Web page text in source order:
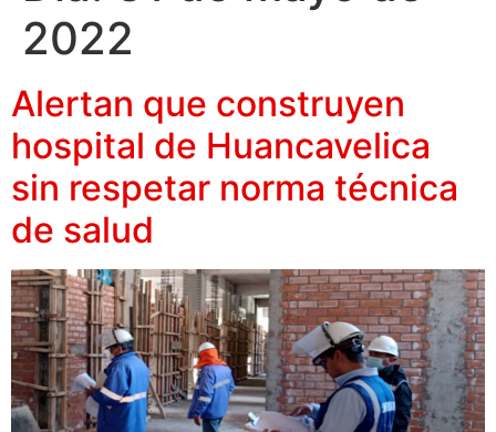
2022
Alertan que construyen
hospital de Huancavelica
sin respetar norma técnica
de salud